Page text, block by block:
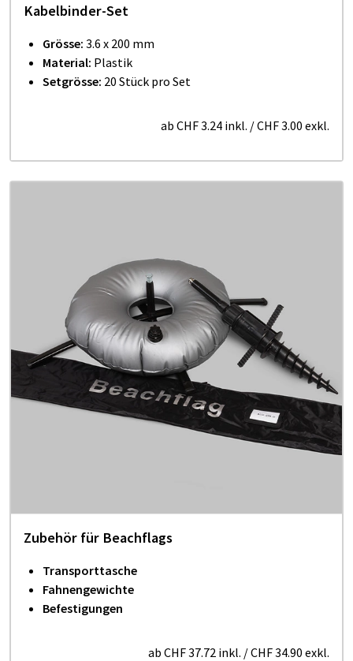
Kabelbinder-Set
Grösse: 3.6 x 200 mm
Material: Plastik
Setgrösse: 20 Stück pro Set
ab CHF 3.24 inkl. /CHF 3.00 exkl.
Zubehör für Beachflags
Transporttasche
Fahnengewichte
Befestigungen
ab CHF 37.72 inkl. /CHF 34.90 exkl.